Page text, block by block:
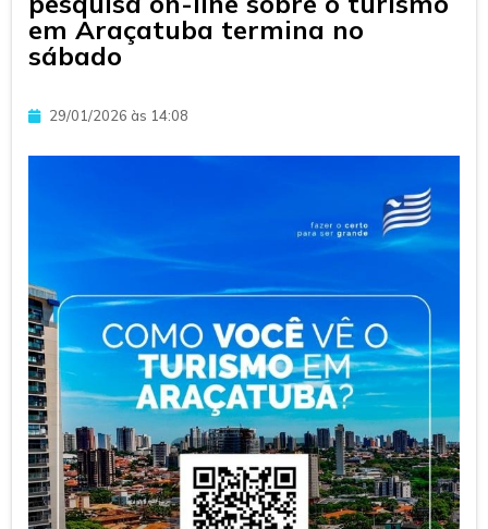
em Araçatuba termina no
sábado
29/01/2026 às 14:08